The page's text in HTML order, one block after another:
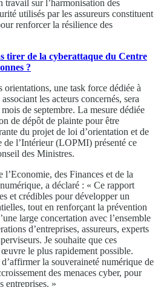
travail sur l’harmonisation des
utilisés par les assureurs constituent
renforcer la résilience des
tirer de la cyberattaque du Centre
?
une task force dédiée à
les acteurs concernés, sera
de septembre. La mesure dédiée
de dépôt de plainte pour être
du projet de loi d’orientation et de
de l’Intérieur (LOPMI) présenté ce
des Ministres.
des Finances et de la
a déclaré : « Ce rapport
et crédibles pour développer un
tout en renforçant la prévention
large concertation avec l’ensemble
d’entreprises, assureurs, experts
Je souhaite que ces
le plus rapidement possible.
la souveraineté numérique de
des menaces cyber, pour
entreprises. »